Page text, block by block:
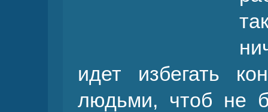
идет избегать
людьми, чтоб не